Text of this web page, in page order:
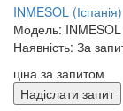
INMESOL (Іспанія)
Модель:
Наявність: За
ціна за запитом
Надіслати запит